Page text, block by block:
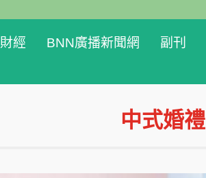
財經 BNN廣播新聞網 副刊
中式婚禮